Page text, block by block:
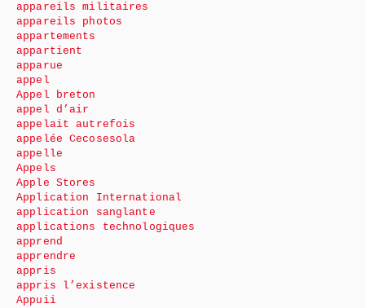
appareils militaires
appareils photos
appartements
appartient
apparue
appel
Appel breton
appel d’air
appelait autrefois
appelée Cecosesola
appelle
Appels
Apple Stores
Application International
application sanglante
applications technologiques
apprend
apprendre
appris
appris l’existence
Appuii